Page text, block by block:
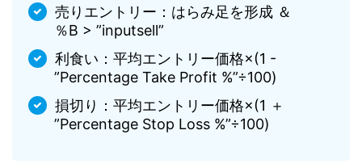
売りエントリー：はらみ足を形成 ＆
％B > ”inputsell”
利食い：平均エントリー価格×(1 -
”Percentage Take Profit %”÷100)
損切り：平均エントリー価格×(1 ＋
”Percentage Stop Loss %”÷100)